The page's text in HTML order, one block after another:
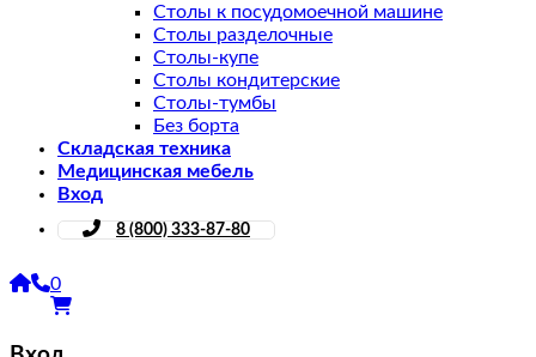
Столы к посудомоечной машине
Столы разделочные
Столы-купе
Столы кондитерские
Столы-тумбы
Без борта
Складская техника
Медицинская мебель
Вход
8 (800) 333-87-80
0